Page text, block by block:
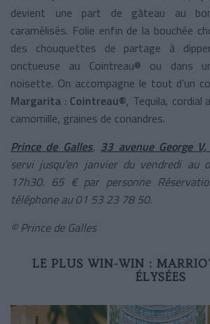
devient une part de gâteau au
caramélisés. Folie enfin de la bouchée
des chouquettes de partage à
onctueuse au Cointreau® ou dans
noisette. On accompagne le tout d’un
Margarita : Cointreau®, Tequila, cordial
camomille, graines de coriandres.
Prince de Galles, 33 avenue George
servi jusqu’en janvier du vendredi au
17h30. 65 € par personne
téléphone au 01 53 23 78 50.
© Prince de Galles
LE PLUS WIN-WIN :
ÉLYSÉES